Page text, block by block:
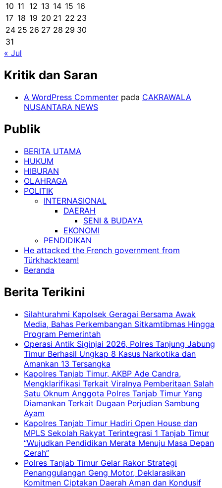
10 11 12 13 14 15 16
17 18 19 20 21 22 23
24 25 26 27 28 29 30
31
« Jul
Kritik dan Saran
A WordPress Commenter pada CAKRAWALA
NUSANTARA NEWS
Publik
BERITA UTAMA
HUKUM
HIBURAN
OLAHRAGA
POLITIK
INTERNASIONAL
DAERAH
SENI & BUDAYA
EKONOMI
PENDIDIKAN
He attacked the French government from
Türkhackteam!
Beranda
Berita Terikini
Silahturahmi Kapolsek Geragai Bersama Awak
Media, Bahas Perkembangan Sitkamtibmas Hingga
Program Pemerintah
Operasi Antik Siginjai 2026, Polres Tanjung Jabung
Timur Berhasil Ungkap 8 Kasus Narkotika dan
Amankan 13 Tersangka
Kapolres Tanjab Timur, AKBP Ade Candra,
Mengklarifikasi Terkait Viralnya Pemberitaan Salah
Satu Oknum Anggota Polres Tanjab Timur Yang
Diamankan Terkait Dugaan Perjudian Sambung
Ayam
Kapolres Tanjab Timur Hadiri Open House dan
MPLS Sekolah Rakyat Terintegrasi 1 Tanjab Timur
“Wujudkan Pendidikan Merata Menuju Masa Depan
Cerah”
Polres Tanjab Timur Gelar Rakor Strategi
Penanggulangan Geng Motor, Deklarasikan
Komitmen Ciptakan Daerah Aman dan Kondusif